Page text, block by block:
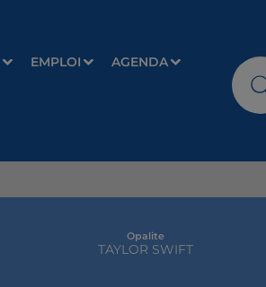
EMPLOI AGENDA
Opalite
TAYLOR SWIFT